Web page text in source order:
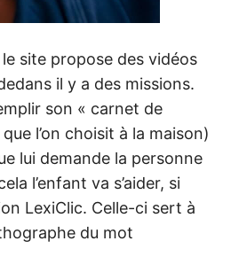
site propose des vidéos
il y a des missions.
son « carnet de
l’on choisit à la maison)
lui demande la personne
l’enfant va s’aider, si
LexiClic. Celle-ci sert à
du mot